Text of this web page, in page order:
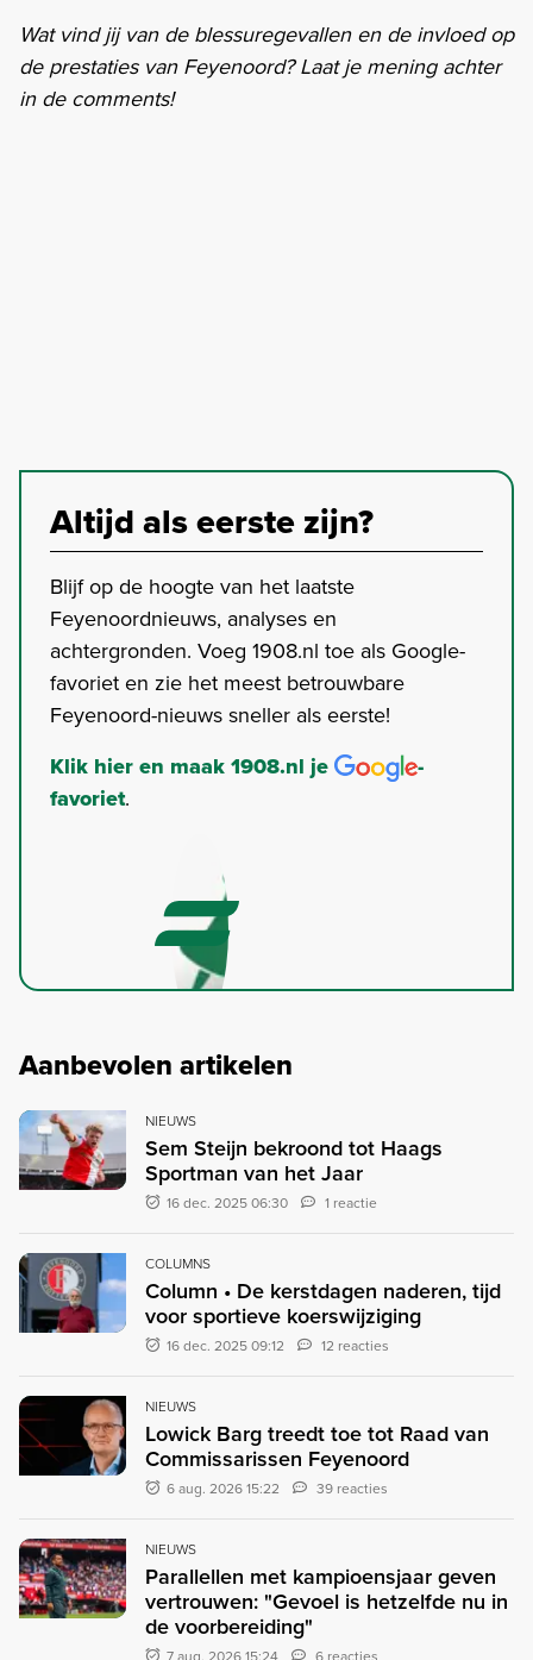
Wat vind jij van de blessuregevallen en de invloed op
de prestaties van Feyenoord? Laat je mening achter
in de comments!
Altijd als eerste zijn?
Blijf op de hoogte van het laatste
Feyenoordnieuws, analyses en
achtergronden. Voeg 1908.nl toe als Google-
favoriet en zie het meest betrouwbare
Feyenoord-nieuws sneller als eerste!
Klik hier en maak 1908.nl je
-
favoriet.
Aanbevolen artikelen
NIEUWS
Sem Steijn bekroond tot Haags
Sportman van het Jaar
16 dec. 2025 06:30 1 reactie
COLUMNS
Column • De kerstdagen naderen, tijd
voor sportieve koerswijziging
16 dec. 2025 09:12 12 reacties
NIEUWS
Lowick Barg treedt toe tot Raad van
Commissarissen Feyenoord
6 aug. 2026 15:22 39 reacties
NIEUWS
Parallellen met kampioensjaar geven
vertrouwen: "Gevoel is hetzelfde nu in
de voorbereiding"